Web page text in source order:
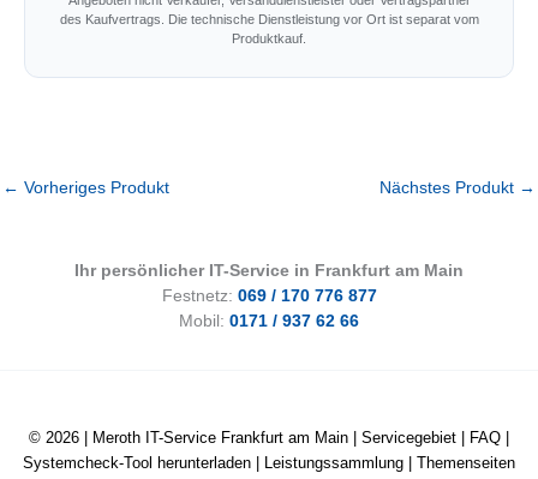
des Kaufvertrags. Die technische Dienstleistung vor Ort ist separat vom
Produktkauf.
← Vorheriges Produkt Nächstes Produkt →
Ihr persönlicher IT-Service in Frankfurt am Main
Festnetz: 069 / 170 776 877
Mobil: 0171 / 937 62 66
© 2026 | Meroth IT-Service Frankfurt am Main Servicegebiet FAQ
Systemcheck-Tool herunterladen
Leistungssammlung Themenseiten